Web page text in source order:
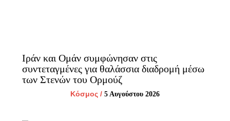
Ιράν και Ομάν συμφώνησαν στις
συντεταγμένες για θαλάσσια διαδρομή μέσω
των Στενών του Ορμούζ
Κόσμος / 5 Αυγούστου 2026